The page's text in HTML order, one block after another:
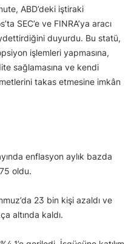
ABD’deki iştiraki
SEC’e ve FINRA’ya aracı
duyurdu. Bu statü,
işlemleri yapmasına,
sağlamasına ve kendi
takas etmesine imkân
enflasyon aylık bazda
oldu.
23 bin kişi azaldı ve
altında kaldı.